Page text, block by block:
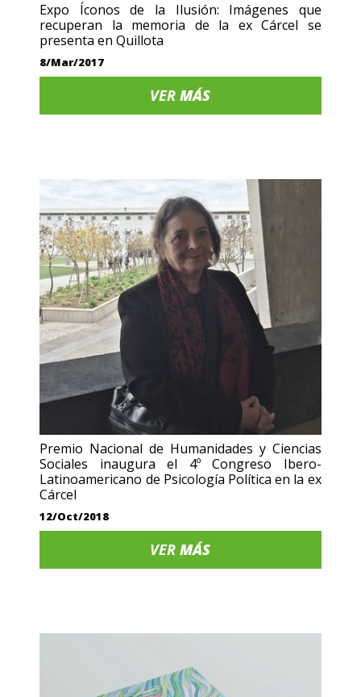
Expo Íconos de la Ilusión: Imágenes que
recuperan la memoria de la ex Cárcel se
presenta en Quillota
8/Mar/2017
VERMÁS
Premio Nacional de Humanidades y Ciencias
Sociales inaugura el 4º Congreso Ibero-
Latinoamericano de Psicología Política en la ex
Cárcel
12/Oct/2018
VERMÁS